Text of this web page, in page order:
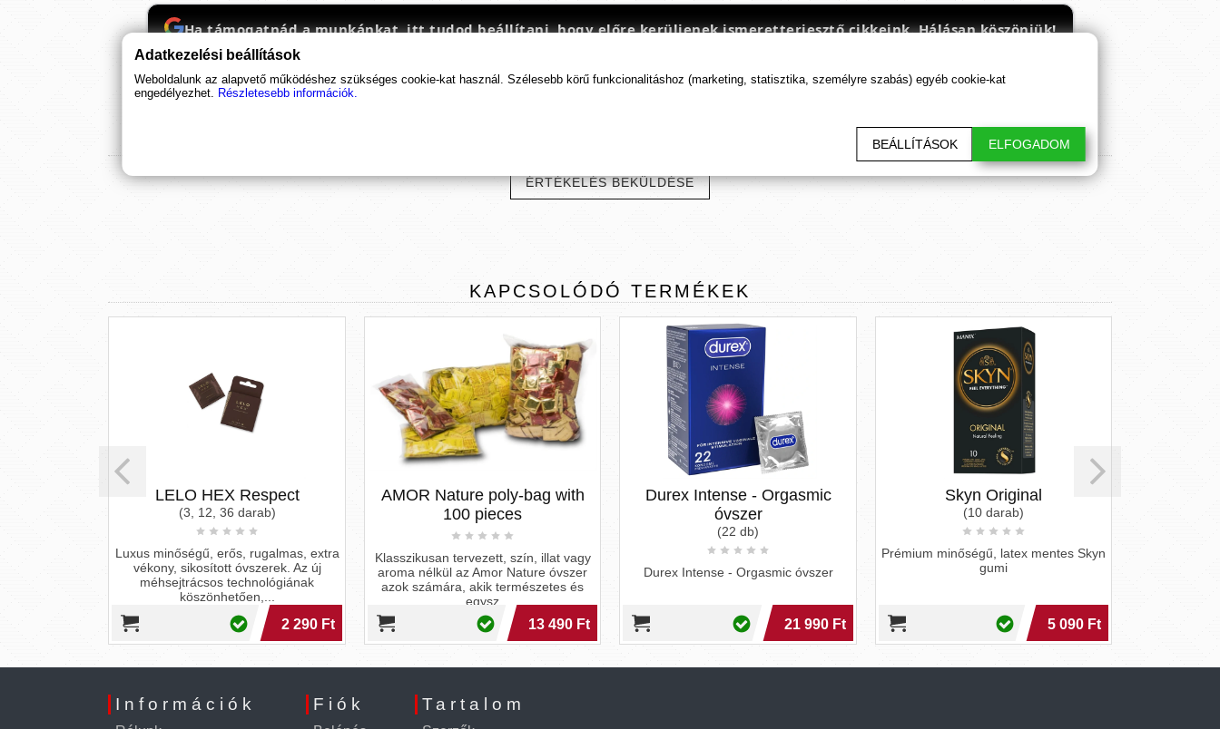
Ha támogatnád a munkánkat, itt tudod beállítani, hogy előre kerüljenek ismeretterjesztő cikkeink. Hálásan köszönjük!
ÉRTÉKELÉS BEKÜLDÉSE
KAPCSOLÓDÓ TERMÉKEK
LELO HEX Respect
(3, 12, 36 darab)
Luxus minőségű, erős, rugalmas, extra
vékony, sikosított óvszerek. Az új
méhsejtrácsos technológiának
köszönhetően,...
2 290 Ft
AMOR Nature poly-bag with
100 pieces
Klasszikusan tervezett, szín, illat vagy
aroma nélkül az Amor Nature óvszer
azok számára, akik természetes és
egysz
13 490 Ft
Durex Intense - Orgasmic
óvszer
(22 db)
Durex Intense - Orgasmic óvszer
21 990 Ft
Skyn Original
(10 darab)
Prémium minőségű, latex mentes Skyn
gumi
5 090 Ft
Információk Fiók Tartalom
Adatkezelési beállítások
Weboldalunk az alapvető működéshez szükséges cookie-kat használ. Szélesebb körű funkcionalitáshoz (marketing, statisztika, személyre szabás) egyéb cookie-kat
engedélyezhet. Részletesebb információk.
BEÁLLÍTÁSOK ELFOGADOM